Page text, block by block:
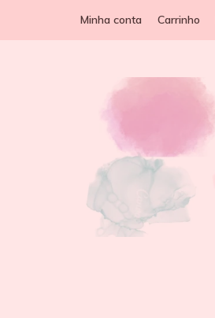
Minha conta Carrinho